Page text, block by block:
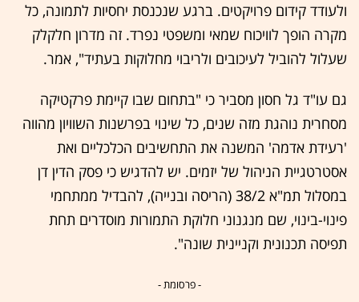
ולעודד קידום פרויקטים. ברגע שנכנסת יחסיות לתמונה, כל
מקרה הופך לוויכוח שמאי ומשפטי נפרד. זה מדרון חלקלק
שעלול להוביל לעיכובים ולריבוי מחלוקות בעתיד", אמר.
גם עו"ד גל חסון מסביר כי "בתחום שבו קיימת פרקטיקה
מסחרית נוהגת מזה שנים, כל שינוי בפרשנות השוויון מהווה
'רעידת אדמה' המשנה את התחשיבים הכלכליים ואת
אסטרטגיית הניהול של יזמים. יש להדגיש כי פסק הדין דן
במסלול תמ"א 38/2 (הריסה ובנייה), להבדיל ממתחמי
פינוי-בינוי, שם מנגנוני חלוקת התמורות מוסדרים תחת
תפיסה תכנונית וקניינית שונה".
- פרסומת -